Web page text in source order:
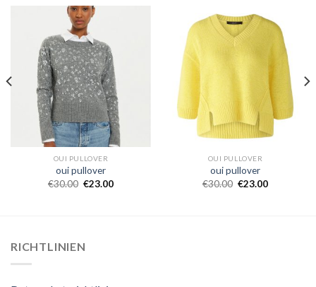
OUI PULLOVER
oui pullover
€30.00 €23.00
OUI PULLOVER
oui pullover
€30.00 €23.00
RICHTLINIEN